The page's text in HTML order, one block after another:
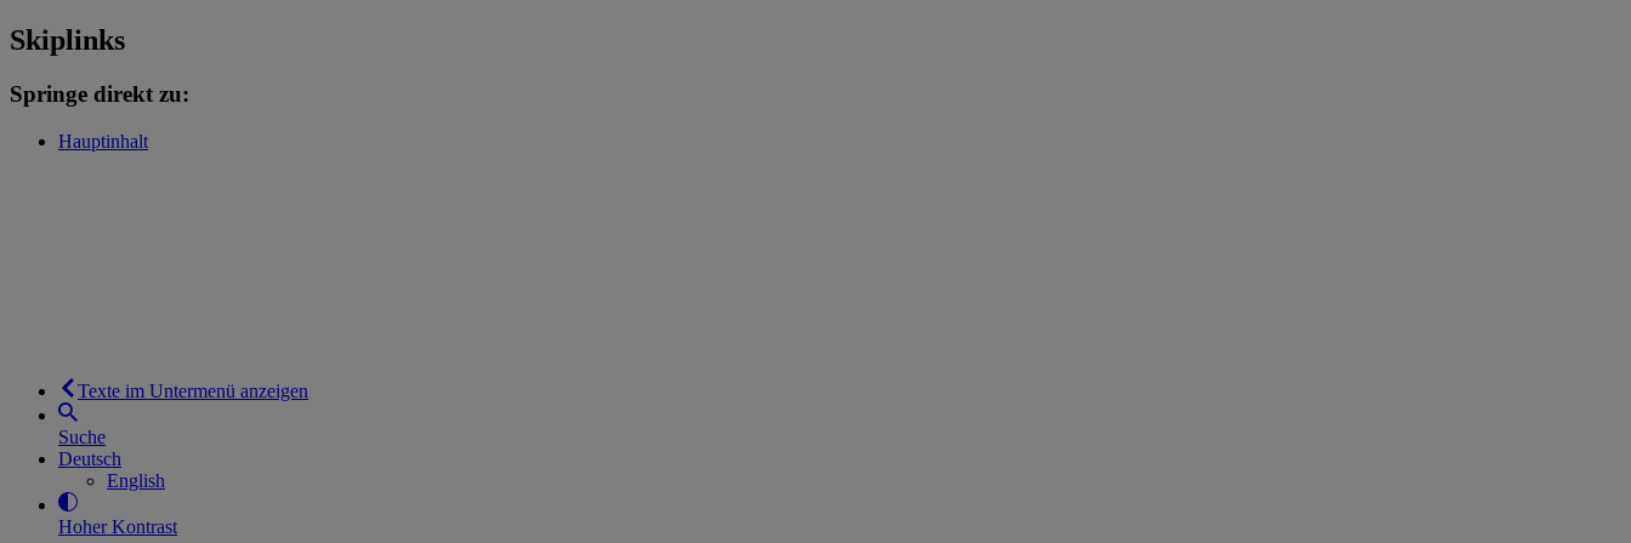
Skiplinks
Springe direkt zu:
Hauptinhalt
Texte im Untermenü anzeigen
Suche
Deutsch
English
Hoher Kontrast